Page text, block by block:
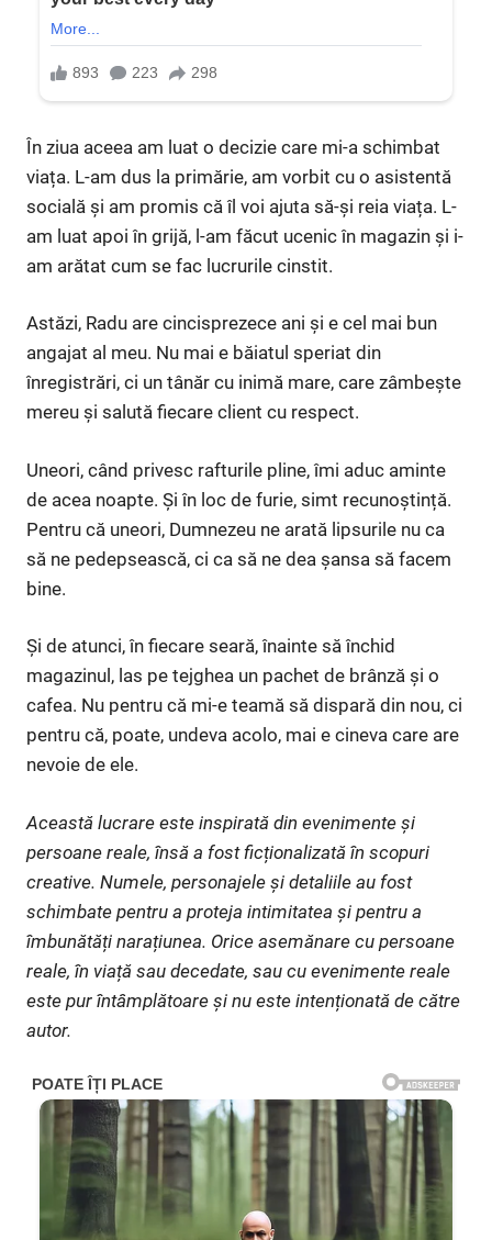
În ziua aceea am luat o decizie care mi-a schimbat
viața. L-am dus la primărie, am vorbit cu o asistentă
socială și am promis că îl voi ajuta să-și reia viața. L-
am luat apoi în grijă, l-am făcut ucenic în magazin și i-
am arătat cum se fac lucrurile cinstit.
Astăzi, Radu are cincisprezece ani și e cel mai bun
angajat al meu. Nu mai e băiatul speriat din
înregistrări, ci un tânăr cu inimă mare, care zâmbește
mereu și salută fiecare client cu respect.
Uneori, când privesc rafturile pline, îmi aduc aminte
de acea noapte. Și în loc de furie, simt recunoștință.
Pentru că uneori, Dumnezeu ne arată lipsurile nu ca
să ne pedepsească, ci ca să ne dea șansa să facem
bine.
Și de atunci, în fiecare seară, înainte să închid
magazinul, las pe tejghea un pachet de brânză și o
cafea. Nu pentru că mi-e teamă să dispară din nou, ci
pentru că, poate, undeva acolo, mai e cineva care are
nevoie de ele.
Această lucrare este inspirată din evenimente și
persoane reale, însă a fost ficționalizată în scopuri
creative. Numele, personajele și detaliile au fost
schimbate pentru a proteja intimitatea și pentru a
îmbunătăți narațiunea. Orice asemănare cu persoane
reale, în viață sau decedate, sau cu evenimente reale
este pur întâmplătoare și nu este intenționată de către
autor.